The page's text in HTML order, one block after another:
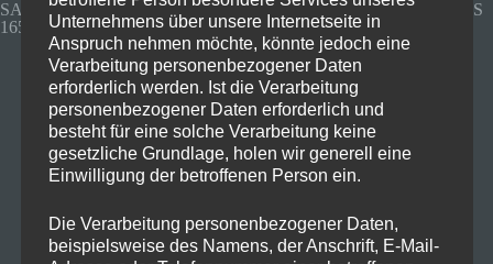
SAMSUNG S27AG500NU Odyssey Gaming G5A 27“ WQHD IPS
165 HzUnternehmens über unsere Internetseite in
Anspruch nehmen möchte, könnte jedoch eine
Verarbeitung personenbezogener Daten
erforderlich werden. Ist die Verarbeitung
personenbezogener Daten erforderlich und
besteht für eine solche Verarbeitung keine
gesetzliche Grundlage, holen wir generell eine
Einwilligung der betroffenen Person ein.
Die Verarbeitung personenbezogener Daten,
beispielsweise des Namens, der Anschrift, E-Mail-